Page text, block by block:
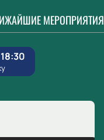
МЕРОПРИЯТИЯ